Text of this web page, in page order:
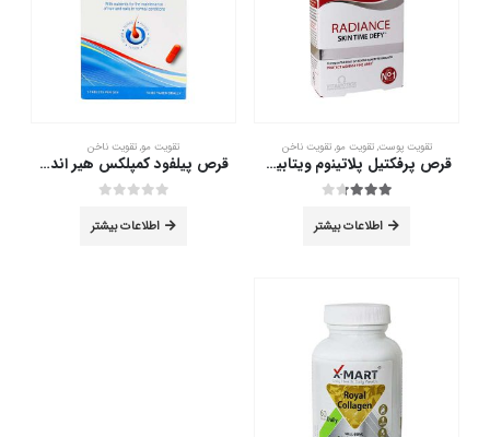
تقویت پوست,تقویت مو,تقویت ناخن
قرص پرفکتیل پلاتینوم ویتابیوتیکس 60 عددی
اطلاعات بیشتر
تقویت مو, تقویت ناخن
قرص پیلفود کمپلکس هیر اند نیلز 60 عددی
اطلاعات بیشتر